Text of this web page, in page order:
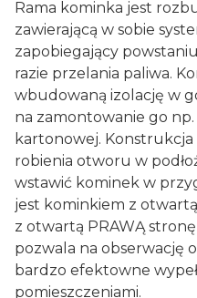
Rama kominka jest
zawierającą w sobie
zapobiegający
razie przelania paliwa.
wbudowaną izolację w
na zamontowanie go
kartonowej.
robienia otworu w
wstawić kominek w
jest kominkiem z
z otwartą PRAWĄ
pozwala na obserwację
bardzo efektowne
pomieszczeniami.